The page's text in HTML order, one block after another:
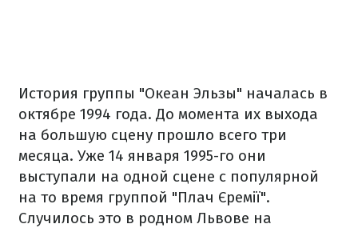
История группы "Океан Эльзы" началась в
октябре 1994 года. До момента их выхода
на большую сцену прошло всего три
месяца. Уже 14 января 1995-го они
выступали на одной сцене с популярной
на то время группой "Плач Єремії".
Случилось это в родном Львове на